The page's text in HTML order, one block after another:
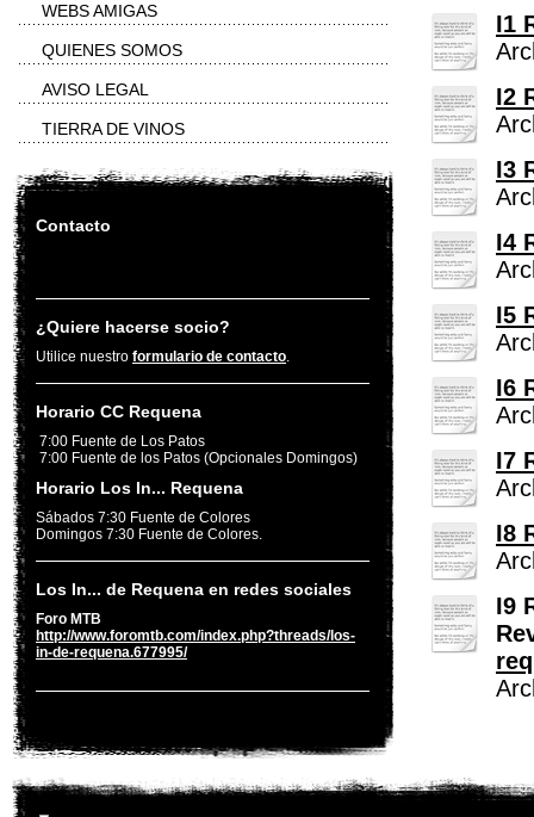
I1
I2
I3
I4
I5
I6
I7
I8
I9
WEBS AMIGAS
QUIENES SOMOS
AVISO LEGAL
TIERRA DE VINOS
Contacto
¿Quiere hacerse socio?
Utilice nuestro formulario de contacto.
Horario CC Requena
7:00 Fuente de Los Patos
7:00 Fuente de los Patos (Opcionales Domingos)
Horario Los In... Requena
Sábados 7:30 Fuente de Colores
Domingos 7:30 Fuente de Colores.
Los In... de Requena en redes sociales
Foro MTB
http://www.foromtb.com/index.php?threads/los-
in-de-requena.677995/